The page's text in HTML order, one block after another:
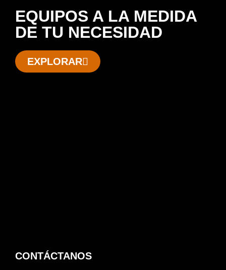
EQUIPOS A LA MEDIDA
DE TU NECESIDAD
EXPLORAR
CONTÁCTANOS